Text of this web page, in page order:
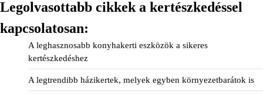
Legolvasottabb cikkek a kertészkedéssel
kapcsolatosan:
A leghasznosabb konyhakerti eszközök a sikeres
kertészkedéshez
A legtrendibb házikertek, melyek egyben környezetbarátok is